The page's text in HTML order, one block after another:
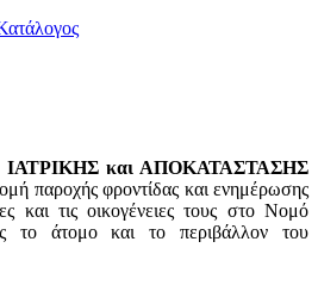
και ΑΠΟΚΑΤΑΣΤΑΣΗΣ
παροχής φροντίδας και ενημέρωσης
και τις οικογένειες τους στο Νομό
το άτομο και το περιβάλλον του